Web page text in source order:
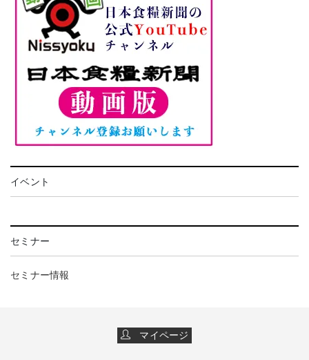
イベント
セミナー
セミナー情報
マイページ